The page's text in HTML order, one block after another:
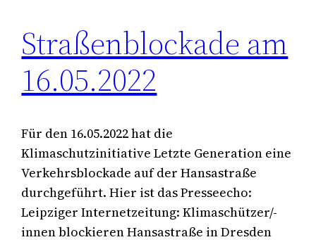
Straßenblockade am
16.05.2022
Für den 16.05.2022 hat die
Klimaschutzinitiative Letzte Generation eine
Verkehrsblockade auf der Hansastraße
durchgeführt. Hier ist das Presseecho:
Leipziger Internetzeitung: Klimaschützer/-
innen blockieren Hansastraße in Dresden